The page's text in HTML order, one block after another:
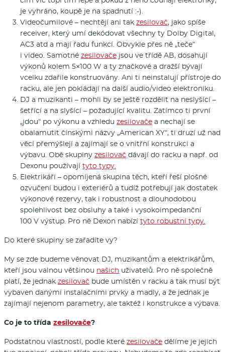
je vyhráno, koupě je na spadnutí :-).
Videočumilové – nechtějí ani tak zesilovač, jako spíše
receiver, který umí dekódovat všechny ty Dolby Digital,
AC3 atd a mají řadu funkcí. Obvykle přes ně „teče“
i video. Samotné zesilovače jsou ve třídě AB, dosahují
výkonů kolem 5×100 W a ty značkové a dražší bývají
vcelku zdařile konstruovány. Ani ti neinstalují přístroje do
racku, ale jen pokládají na další audio/video elektroniku.
DJ a muzikanti – mohli by se ještě rozdělit na neslyšící –
šetřící a na slyšící – požadující kvalitu. Zatímco ti první
„jdou“ po výkonu a vzhledu zesilovače a nechají se
obalamutit čínskými názvy „American XY“, ti druzí už nad
věcí přemýšlejí a zajímají se o vnitřní konstrukci a
výbavu. Obě skupiny zesilovač dávají do racku a např. od
Dexonu používají tyto typy.
Elektrikáři – opomíjená skupina těch, kteří řeší plošné
ozvučení budou i exteriérů a tudíž potřebují jak dostatek
výkonové rezervy, tak i robustnost a dlouhodobou
spolehlivost bez obsluhy a také i vysokoimpedanční
100 V výstup. Pro ně Dexon nabízí tyto robustní typy.
Do které skupiny se zařadíte vy?
My se zde budeme věnovat DJ, muzikantům a elektrikářům,
kteří jsou valnou většinou našich uživatelů. Pro ně společně
platí, že jednak zesilovač bude umístěn v racku a tak musí být
vybaven danými instalačními prvky a madly, a že jednak je
zajímají nejenom parametry, ale taktéž i konstrukce a výbava.
Co je to třída zesilovače?
Podstatnou vlastností, podle které zesilovače dělíme je jejich